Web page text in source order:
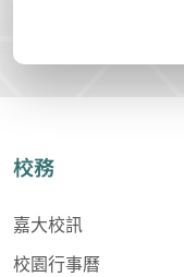
校務
嘉大校訊
校園行事曆